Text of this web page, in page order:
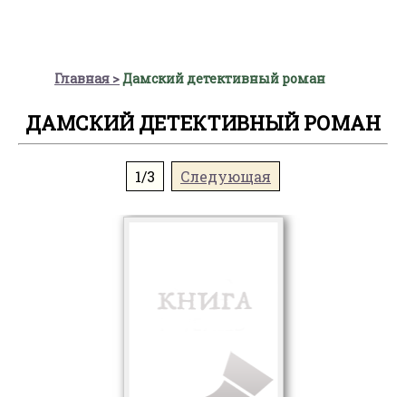
Главная Дамский детективный роман
ДАМСКИЙ ДЕТЕКТИВНЫЙ РОМАН
1/3 Следующая